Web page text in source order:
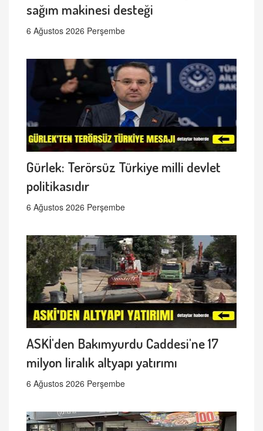
sağım makinesi desteği
6 Ağustos 2026 Perşembe
Gürlek: Terörsüz Türkiye milli devlet
politikasıdır
6 Ağustos 2026 Perşembe
ASKİ'den Bakımyurdu Caddesi'ne 17
milyon liralık altyapı yatırımı
6 Ağustos 2026 Perşembe